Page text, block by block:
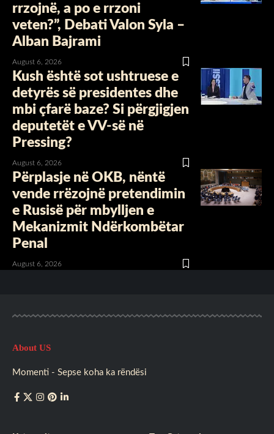
rrzojnë, a po e rrzoni
veten?”, Debati Valon Syla –
Alban Bajrami
August 6, 2026
Kush është sot ushtruese e
detyrës së presidentes dhe
mbi çfarë baze? Si përgjigjen
deputetët e VV-së në
Pressing?
August 6, 2026
Përplasje në OKB, nëntë
vende rrëzojnë pretendimin
e Rusisë për mbylljen e
Mekanizmit Ndërkombëtar
Penal
August 6, 2026
About US
Momenti - Sepse koha ka rëndësi